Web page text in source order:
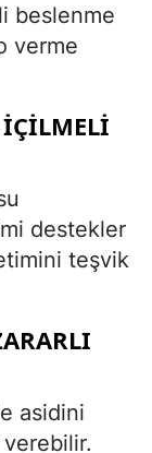
beslenme
verme
destekler
teşvik
asidini